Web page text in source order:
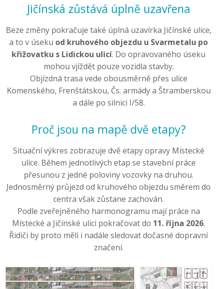
Jičínská zůstává úplně uzavřena
Beze změny pokračuje také úplná uzavírka Jičínské ulice,
a to v úseku od kruhového objezdu u Svarmetalu po
křižovatku s Lidickou ulicí. Do opravovaného úseku
mohou vjíždět pouze vozidla stavby.
Objízdná trasa vede obousměrně přes ulice
Komenského, Frenštátskou, Čs. armády a Štramberskou
a dále po silnici I/58.
Proč jsou na mapě dvě etapy?
Situační výkres zobrazuje dvě etapy opravy Místecké
ulice. Během jednotlivých etap se stavební práce
přesunou z jedné poloviny vozovky na druhou.
Jednosměrný průjezd od kruhového objezdu směrem do
centra však zůstane zachován.
Podle zveřejněného harmonogramu mají práce na
Místecké a Jičínské ulici pokračovat do 11. října 2026.
Řidiči by proto měli i nadále sledovat dočasné dopravní
značení.